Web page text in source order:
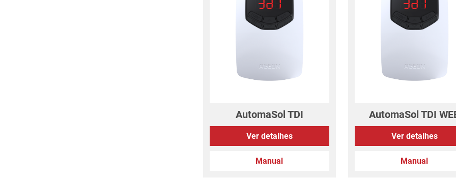
AutomaSol TDI
Ver detalhes
Manual
AutomaSol TDI
Ver detalhes
Manual